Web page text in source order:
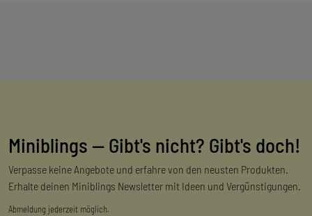
Miniblings — Gibt's nicht? Gibt's doch!
Verpasse keine Angebote und erfahre von den neusten Produkten.
Erhalte deinen Miniblings Newsletter mit Ideen und Vergünstigungen.
Abmeldung jederzeit möglich.